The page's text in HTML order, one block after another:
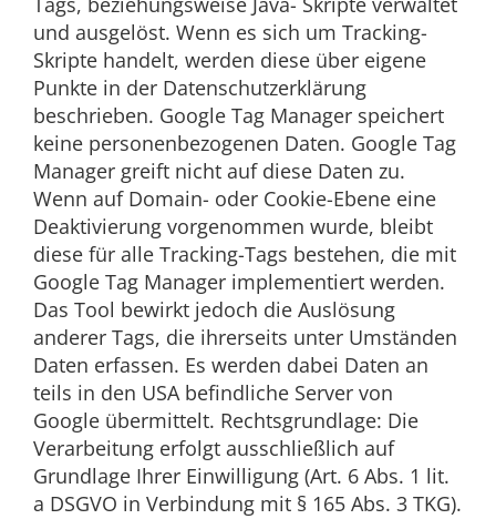
und ausgelöst. Wenn es sich um Tracking-
Skripte handelt, werden diese über eigene
Punkte in der Datenschutzerklärung
beschrieben. Google Tag Manager speichert
keine personenbezogenen Daten. Google Tag
Manager greift nicht auf diese Daten zu.
Wenn auf Domain- oder Cookie-Ebene eine
Deaktivierung vorgenommen wurde, bleibt
diese für alle Tracking-Tags bestehen, die mit
Google Tag Manager implementiert werden.
Das Tool bewirkt jedoch die Auslösung
anderer Tags, die ihrerseits unter Umständen
Daten erfassen. Es werden dabei Daten an
teils in den USA befindliche Server von
Google übermittelt. Rechtsgrundlage: Die
Verarbeitung erfolgt ausschließlich auf
Grundlage Ihrer Einwilligung (Art. 6 Abs. 1 lit.
a DSGVO in Verbindung mit § 165 Abs. 3 TKG).